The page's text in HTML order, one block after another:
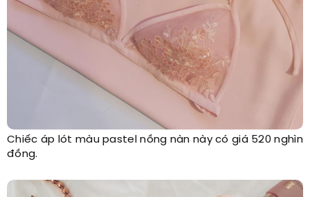
Chiếc áp lót màu pastel nồng nàn này có giá 520 nghìn
đồng.